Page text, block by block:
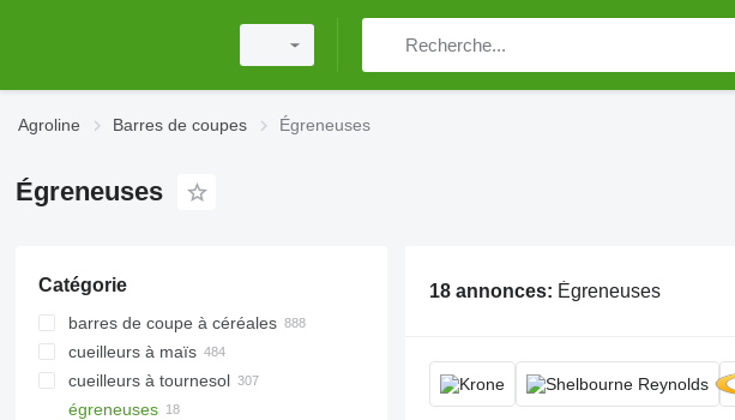
Agroline Barres de coupes Égreneuses
Égreneuses
Catégorie
barres de coupe à céréales
cueilleurs à maïs
cueilleurs à tournesol
égreneuses
18 annonces: Égreneuses